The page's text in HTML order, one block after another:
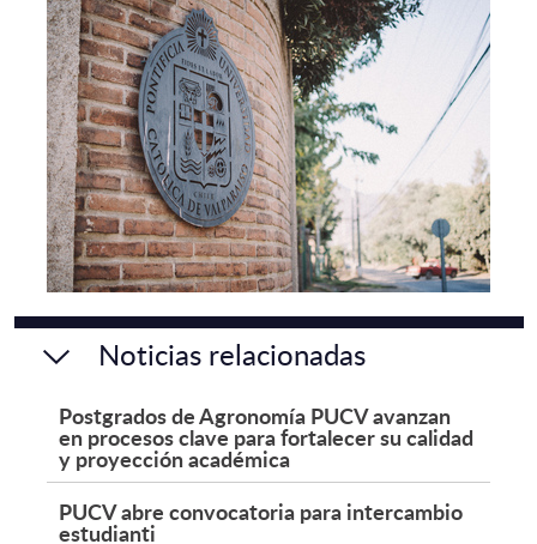
Noticias relacionadas
Postgrados de Agronomía PUCV avanzan
en procesos clave para fortalecer su calidad
y proyección académica
PUCV abre convocatoria para intercambio
estudianti